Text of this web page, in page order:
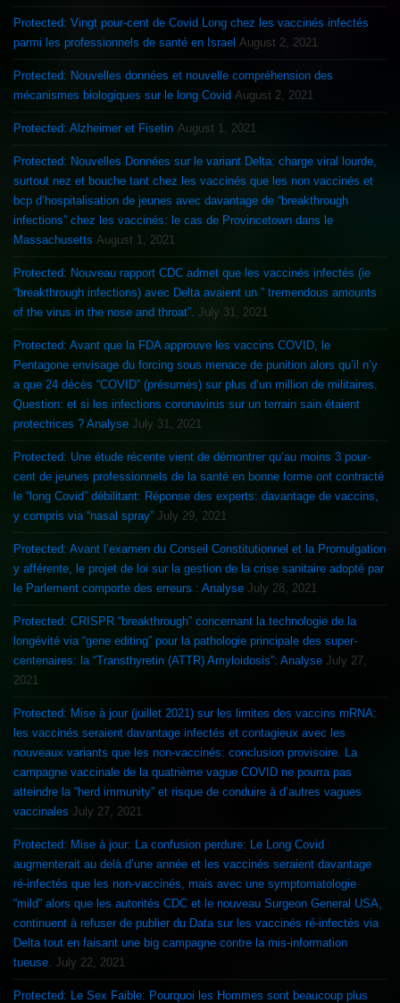
Protected: Vingt pour-cent de Covid Long chez les vaccinés infectés
parmi les professionnels de santé en Israel August 2, 2021
Protected: Nouvelles données et nouvelle compréhension des
mécanismes biologiques sur le long Covid August 2, 2021
Protected: Alzheimer et Fisetin August 1, 2021
Protected: Nouvelles Données sur le variant Delta: charge viral lourde,
surtout nez et bouche tant chez les vaccinés que les non vaccinés et
bcp d’hospitalisation de jeunes avec davantage de “breakthrough
infections” chez les vaccinés: le cas de Provincetown dans le
Massachusetts August 1, 2021
Protected: Nouveau rapport CDC admet que les vaccinés infectés (ie
“breakthrough infections) avec Delta avaient un ” tremendous amounts
of the virus in the nose and throat”. July 31, 2021
Protected: Avant que la FDA approuve les vaccins COVID, le
Pentagone envisage du forcing sous menace de punition alors qu’il n’y
a que 24 décès “COVID” (présumés) sur plus d’un million de militaires.
Question: et si les infections coronavirus sur un terrain sain étaient
protectrices ? Analyse July 31, 2021
Protected: Une étude récente vient de démontrer qu’au moins 3 pour-
cent de jeunes professionnels de la santé en bonne forme ont contracté
le “long Covid” débilitant: Réponse des experts: davantage de vaccins,
y compris via “nasal spray” July 29, 2021
Protected: Avant l’examen du Conseil Constitutionnel et la Promulgation
y afférente, le projet de loi sur la gestion de la crise sanitaire adopté par
le Parlement comporte des erreurs : Analyse July 28, 2021
Protected: CRISPR “breakthrough” concernant la technologie de la
longévité via “gene editing” pour la pathologie principale des super-
centenaires: la “Transthyretin (ATTR) Amyloidosis”: Analyse July 27,
2021
Protected: Mise à jour (juillet 2021) sur les limites des vaccins mRNA:
les vaccinés seraient davantage infectés et contagieux avec les
nouveaux variants que les non-vaccinés: conclusion provisoire. La
campagne vaccinale de la quatrième vague COVID ne pourra pas
atteindre la “herd immunity” et risque de conduire à d’autres vagues
vaccinales July 27, 2021
Protected: Mise à jour: La confusion perdure: Le Long Covid
augmenterait au delà d’une année et les vaccinés seraient davantage
ré-infectés que les non-vaccinés, mais avec une symptomatologie
“mild” alors que les autorités CDC et le nouveau Surgeon General USA,
continuent à refuser de publier du Data sur les vaccinés ré-infectés via
Delta tout en faisant une big campagne contre la mis-information
tueuse. July 22, 2021
Protected: Le Sex Faible: Pourquoi les Hommes sont beaucoup plus